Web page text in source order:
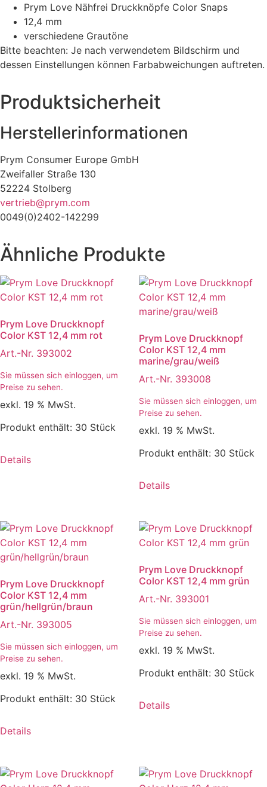
Prym Love Nähfrei Druckknöpfe Color Snaps
12,4 mm
verschiedene Grautöne
Bitte beachten: Je nach verwendetem Bildschirm und
dessen Einstellungen können Farbabweichungen auftreten.
Produktsicherheit
Herstellerinformationen
Prym Consumer Europe GmbH
Zweifaller Straße 130
52224 Stolberg
vertrieb@prym.com
0049(0)2402-142299
Ähnliche Produkte
Prym Love Druckknopf
Color KST 12,4 mm rot
Art.-Nr. 393002
Sie müssen sich einloggen, um
Preise zu sehen.
exkl. 19 % MwSt.
Produkt enthält: 30 Stück
Details
Prym Love Druckknopf
Color KST 12,4 mm
marine/grau/weiß
Art.-Nr. 393008
Sie müssen sich einloggen, um
Preise zu sehen.
exkl. 19 % MwSt.
Produkt enthält: 30 Stück
Details
Prym Love Druckknopf
Color KST 12,4 mm
grün/hellgrün/braun
Art.-Nr. 393005
Sie müssen sich einloggen, um
Preise zu sehen.
exkl. 19 % MwSt.
Produkt enthält: 30 Stück
Details
Prym Love Druckknopf
Color KST 12,4 mm grün
Art.-Nr. 393001
Sie müssen sich einloggen, um
Preise zu sehen.
exkl. 19 % MwSt.
Produkt enthält: 30 Stück
Details